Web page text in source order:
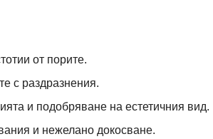
от порите.
с раздразнения.
и подобряване на естетичния вид.
и нежелано докосване.